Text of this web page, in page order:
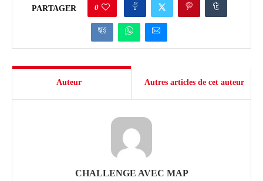
PARTAGER 0
Auteur Autres articles de cet auteur
CHALLENGE AVEC MAP